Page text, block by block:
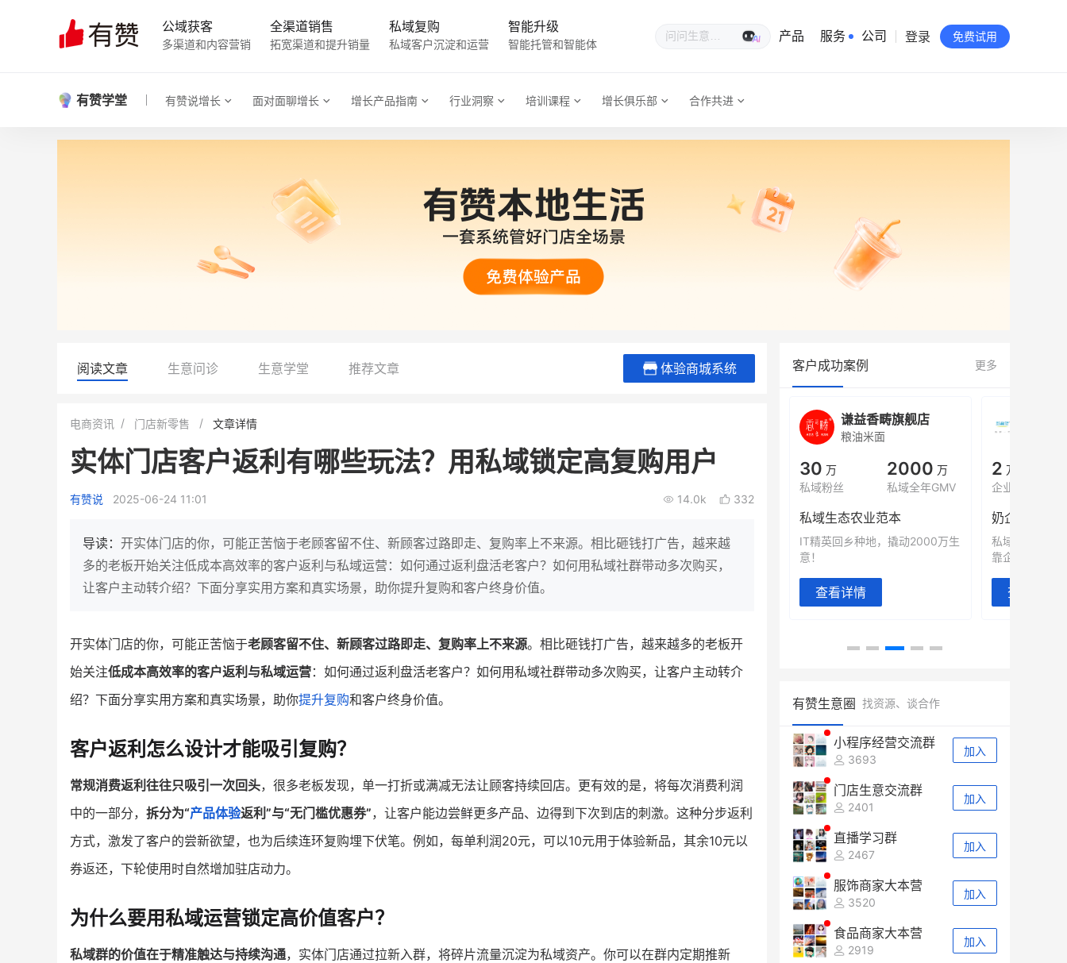
公域获客
多渠道和内容营销
全渠道销售
拓宽渠道和提升销量
私域复购
私域客户沉淀和运营
智能升级
智能托管和智能体
生意专家
产品 服务 公司
有赞公益
站点地图
登录 免费试用
有赞学堂 有赞说增长 面对面聊增长 增长产品指南 行业洞察 培训课程 增长俱乐部 合作共进
阅读文章 生意问诊 生意学堂 推荐文章 体验商城系统
电商资讯 门店新零售 文章详情
实体门店客户返利有哪些玩法？用私域锁定高复购用户
有赞说 2025-06-24 11:01 14.0k 332
导读： 开实体门店的你，可能正苦恼于老顾客留不住、新顾客过路即走、复购率上不来源。相比砸钱打广告，越来越
多的老板开始关注低成本高效率的客户返利与私域运营：如何通过返利盘活老客户？如何用私域社群带动多次购买，
让客户主动转介绍？下面分享实用方案和真实场景，助你提升复购和客户终身价值。
开实体门店的你，可能正苦恼于老顾客留不住、新顾客过路即走、复购率上不来源。相比砸钱打广告，越来越多的老板开
始关注低成本高效率的客户返利与私域运营：如何通过返利盘活老客户？如何用私域社群带动多次购买，让客户主动转介
绍？下面分享实用方案和真实场景，助你提升复购和客户终身价值。
客户返利怎么设计才能吸引复购？
常规消费返利往往只吸引一次回头，很多老板发现，单一打折或满减无法让顾客持续回店。更有效的是，将每次消费利润
中的一部分， 拆分为“产品体验返利”与“无门槛优惠券”，让客户能边尝鲜更多产品、边得到下次到店的刺激。这种分步返利
方式，激发了客户的尝新欲望，也为后续连环复购埋下伏笔。例如，每单利润20元，可以10元用于体验新品，其余10元以
券返还，下轮使用时自然增加驻店动力。
为什么要用私域运营锁定高价值客户？
私域群的价值在于精准触达与持续沟通，实体门店通过拉新入群，将碎片流量沉淀为私域资产。你可以在群内定期推新
客户成功案例 更多
白帝牛奶旗舰店
900 万
私域样本打法！新希望白帝乳业
靠企业微信实现销售额翻 8 倍！
查看详情
80% +
7900 万
三只松鼠旗下的网红婴儿辅食品
牌，22天便拿下类目第一
查看详情
母婴
有货源没流量？母婴馆如何破局
他只用7年做到平台销冠，转战私
域如何破局？
200 万
200
这家女装连锁如何借有赞破局新
零售？
谦益香畴旗舰店
粮油米面
30 万
私域粉丝
2000 万
私域全年GMV
私域生态农业范本
IT精英回乡种地，撬动2000万生
意！
查看详情
2 万人
奶企靠企业
私域样本打法
靠企业微信实
查看详情
有赞生意圈 找资源、谈合作
小程序经营交流群
3693
加入
门店生意交流群
2401
加入
直播学习群
2467
加入
服饰商家大本营
3520
加入
食品商家大本营
2919
加入